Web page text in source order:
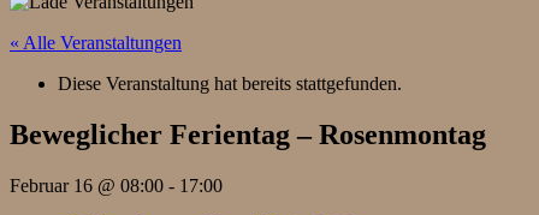
« Alle Veranstaltungen
Diese Veranstaltung hat bereits stattgefunden.
Beweglicher Ferientag – Rosenmontag
Februar 16 @ 08:00 - 17:00